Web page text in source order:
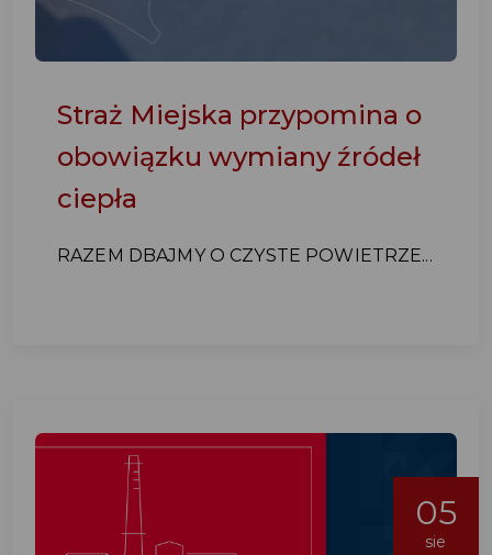
Straż Miejska przypomina o
obowiązku wymiany źródeł
ciepła
RAZEM DBAJMY O CZYSTE POWIETRZE...
05
sie